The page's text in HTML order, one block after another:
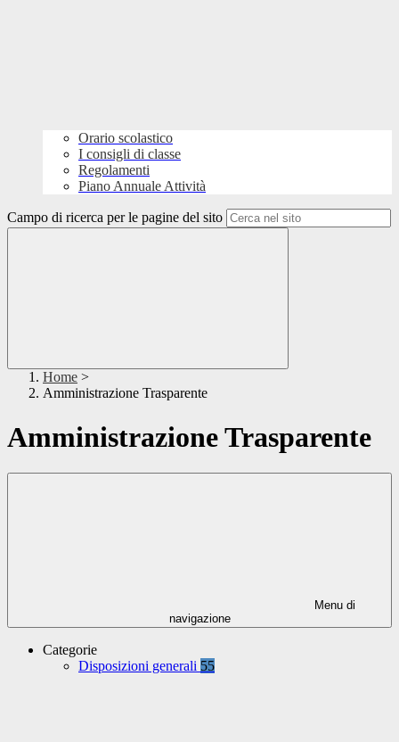
Orario scolastico
I consigli di classe
Regolamenti
Piano Annuale Attività
Campo di ricerca per le pagine del sito
Home >
Amministrazione Trasparente
Amministrazione Trasparente
Menu di
navigazione
Categorie
Disposizioni generali 55